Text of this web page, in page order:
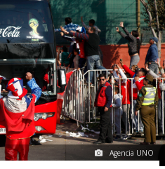
Agencia UNO